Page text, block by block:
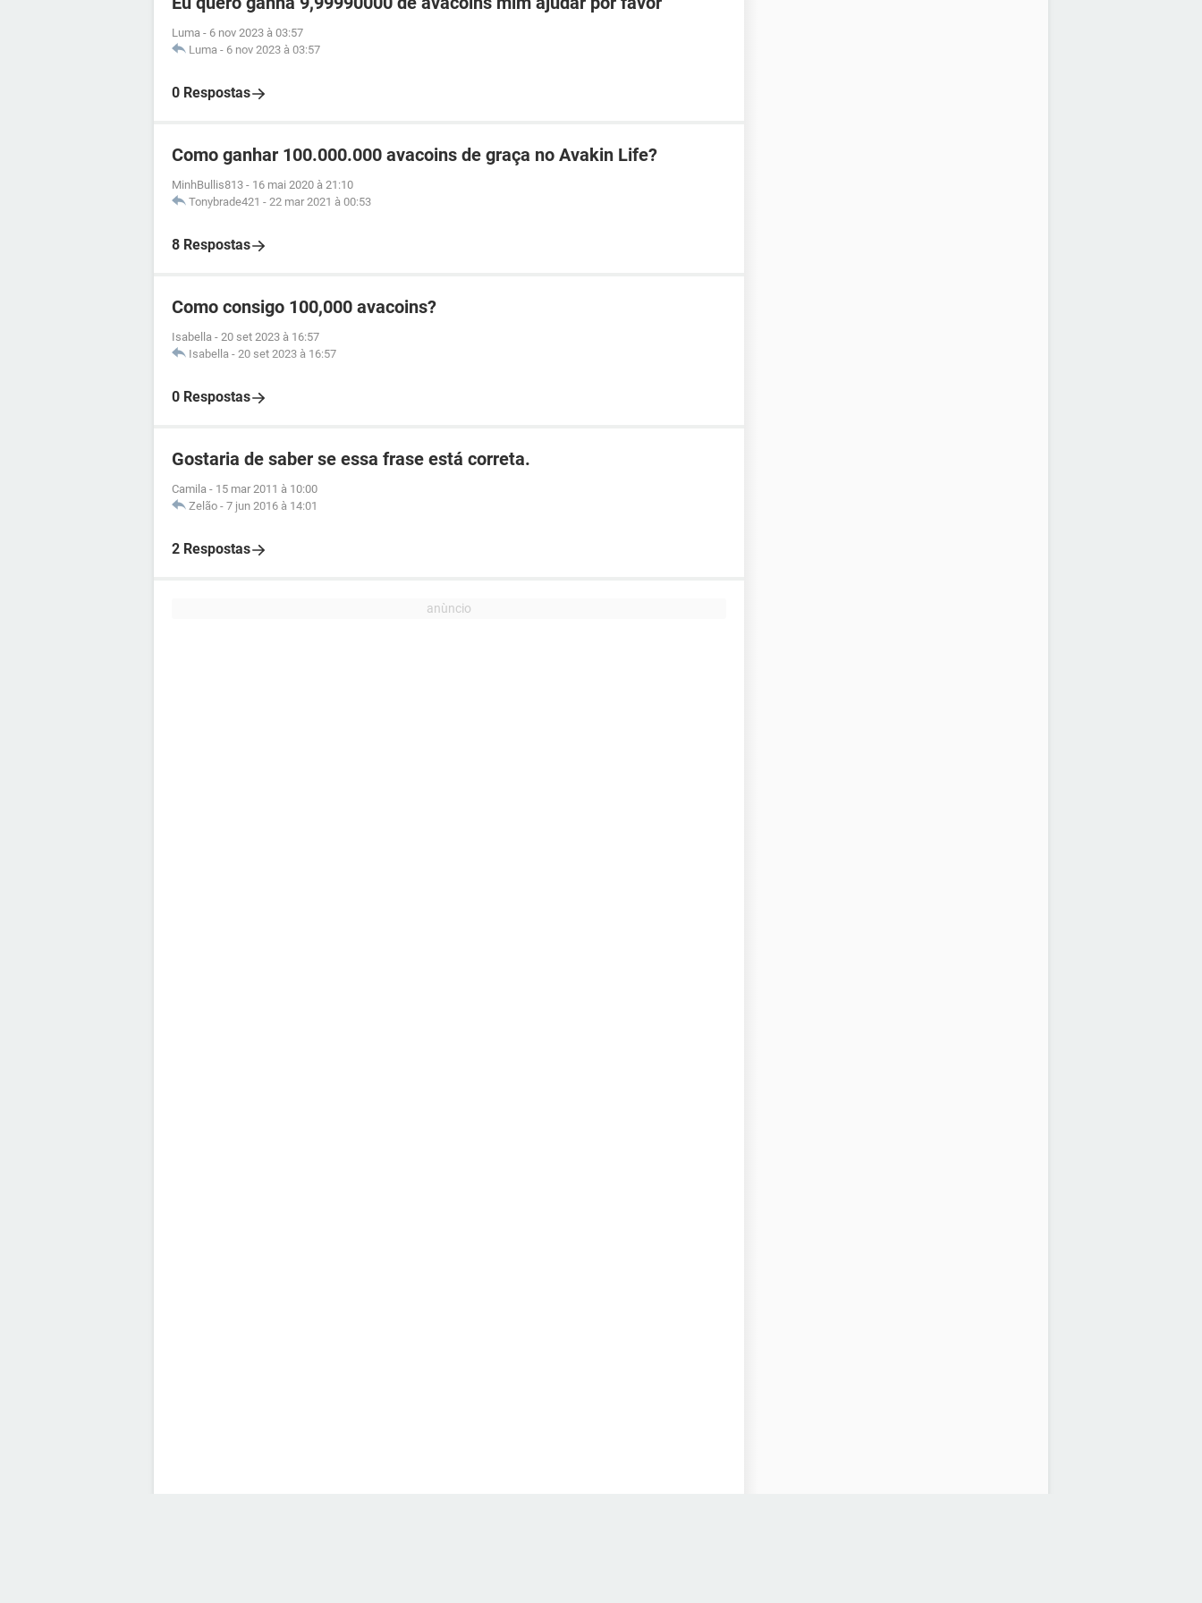
Luma - 6 nov 2023 à 03:57
Luma - 6 nov 2023 à 03:57
0 Respostas
Como ganhar 100.000.000 avacoins de graça no Avakin Life?
MinhBullis813 - 16 mai 2020 à 21:10
Tonybrade421 - 22 mar 2021 à 00:53
8 Respostas
Como consigo 100,000 avacoins?
Isabella - 20 set 2023 à 16:57
Isabella - 20 set 2023 à 16:57
0 Respostas
Gostaria de saber se essa frase está correta.
Camila - 15 mar 2011 à 10:00
Zelão - 7 jun 2016 à 14:01
2 Respostas